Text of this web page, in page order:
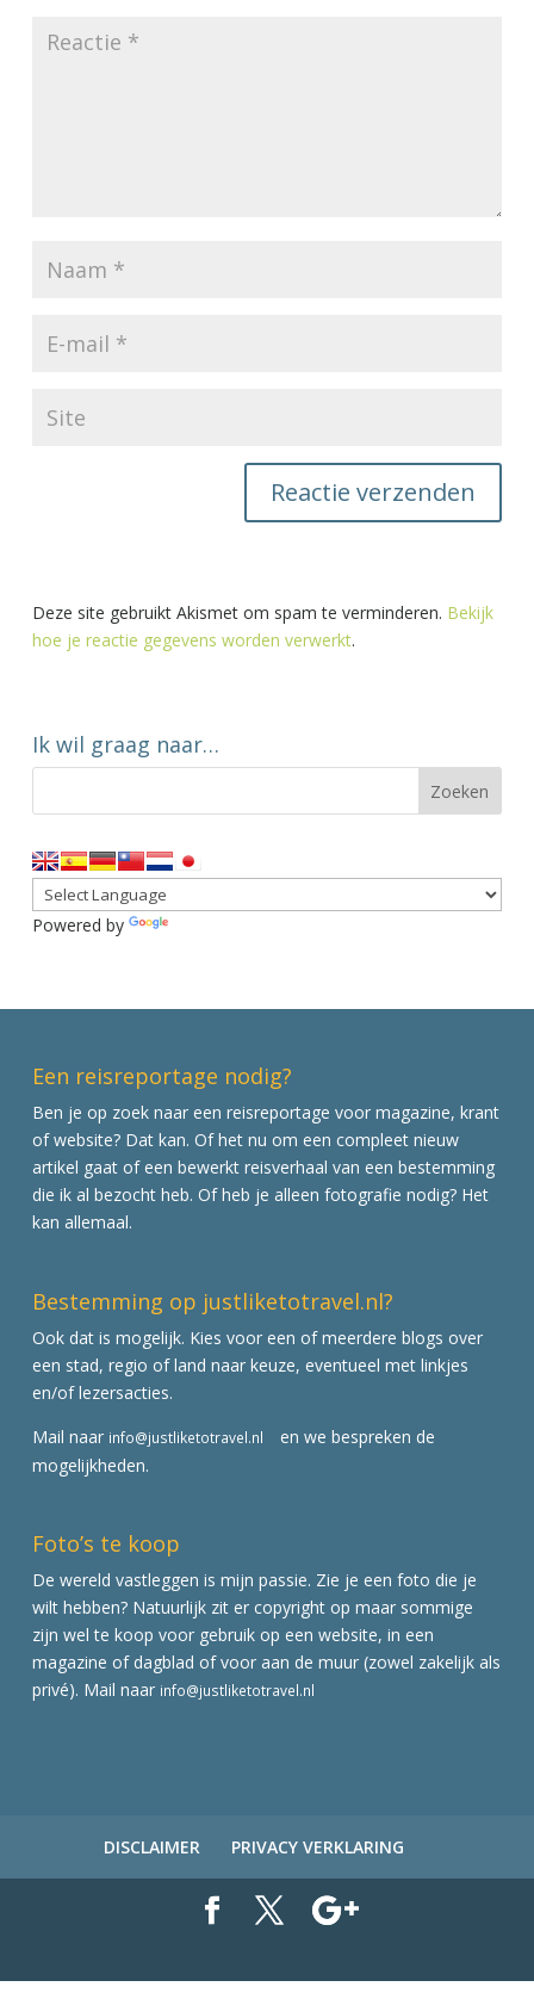
Deze site gebruikt Akismet om spam te verminderen. Bekijk
hoe je reactie gegevens worden verwerkt.
Ik wil graag naar…
Powered by
Een reisreportage nodig?
Ben je op zoek naar een reisreportage voor magazine, krant
of website? Dat kan. Of het nu om een compleet nieuw
artikel gaat of een bewerkt reisverhaal van een bestemming
die ik al bezocht heb. Of heb je alleen fotografie nodig? Het
kan allemaal.
Bestemming op justliketotravel.nl?
Ook dat is mogelijk. Kies voor een of meerdere blogs over
een stad, regio of land naar keuze, eventueel met linkjes
en/of lezersacties.
Mail naar info@justliketotravel.nl
en we bespreken de
mogelijkheden.
Foto’s te koop
De wereld vastleggen is mijn passie. Zie je een foto die je
wilt hebben? Natuurlijk zit er copyright op maar sommige
zijn wel te koop voor gebruik op een website, in een
magazine of dagblad of voor aan de muur (zowel zakelijk als
privé). Mail naar info@justliketotravel.nl
DISCLAIMER PRIVACY VERKLARING